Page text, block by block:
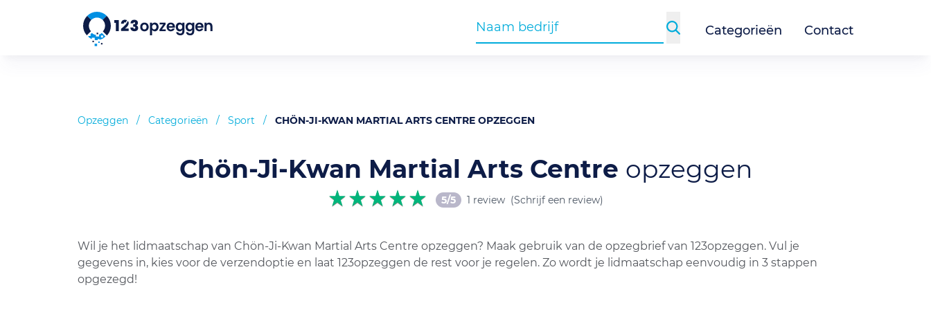
Categorieën Contact
Opzeggen / Categorieën / Sport / CHÖN-JI-KWAN MARTIAL ARTS CENTRE OPZEGGEN
Chön-Ji-Kwan Martial Arts Centre opzeggen
5/5 1 review (Schrijf een review)
Wil je het lidmaatschap van Chön-Ji-Kwan Martial Arts Centre opzeggen? Maak gebruik van de opzegbrief van 123opzeggen. Vul je
gegevens in, kies voor de verzendoptie en laat 123opzeggen de rest voor je regelen. Zo wordt je lidmaatschap eenvoudig in 3 stappen
opgezegd!